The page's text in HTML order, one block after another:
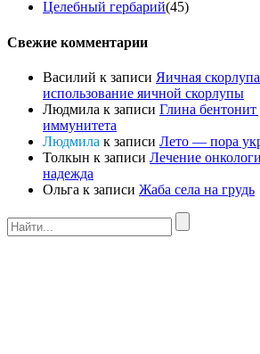
Целебный гербарий(45)
Свежие комментарии
Василий к записи Яичная
использование яичной скорлупы
Людмила к записи Глина
иммунитета
Людмила к записи Лето — пора
Толкын к записи Лечение
надежда
Ольга к записи Жаба села на грудь